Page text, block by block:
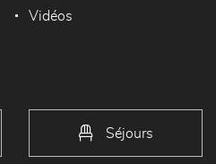
Vidéos
Séjours